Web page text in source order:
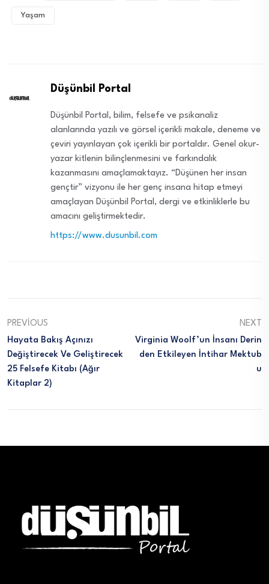
Yaşam
Düşünbil Portal
Düşünbil Portal, bilim, felsefe ve psikanaliz
alanlarında yazılı ve görsel içerikli makale, deneme ve
çeviri yayınlayan çok içerikli bir portaldır. Genel okur-
yazar kitlenin bilinçlenmesini ve farkındalık
kazanmasını amaçlamaktayız. “Düşünen her insan
gençtir” vizyonu ile her genç insana hitap etmeyi
amaçlayan Düşünbil Portal, dergi ve etkinliklerle bu
amacını geliştirmektedir.
https://www.dusunbil.com
PREVIOUS
Hayata Bakış Açınızı
Değiştirecek Ve Geliştirecek
25 Felsefe Kitabı (Ağır
Kitaplar 2)
NEXT
Virginia Woolf’un İnsanı Derin
Den Etkileyen İntihar Mektub
U